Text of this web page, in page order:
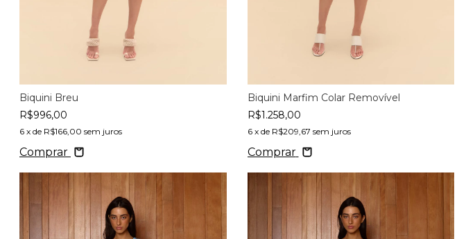
Biquini Breu
R$996,00
6 x de R$166,00 sem juros
Comprar
Biquini Marfim Colar Removível
R$1.258,00
6 x de R$209,67 sem juros
Comprar